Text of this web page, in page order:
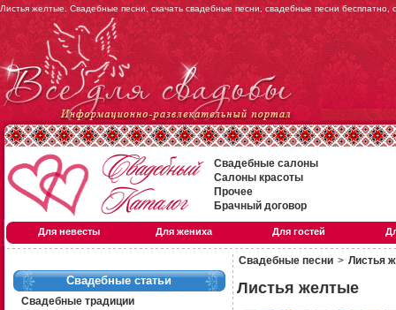
Листья желтые. Свадебные песни, скачать свадебные песни, свадебные песни бесплатно,
Свадебные салоны
Салоны красоты
Прочее
Брачный договор
Для невесты Для жениха Для гостей
Свадебные статьи
Свадебные традиции
Свадебные песни > Листья
Листья желтые